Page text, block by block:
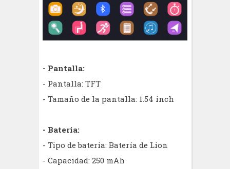
- Pantalla:
- Pantalla: TFT
- Tamaño de la pantalla: 1.54 inch
- Bateria:
- Tipo de bateria: Batería de Lion
- Capacidad: 250 mAh